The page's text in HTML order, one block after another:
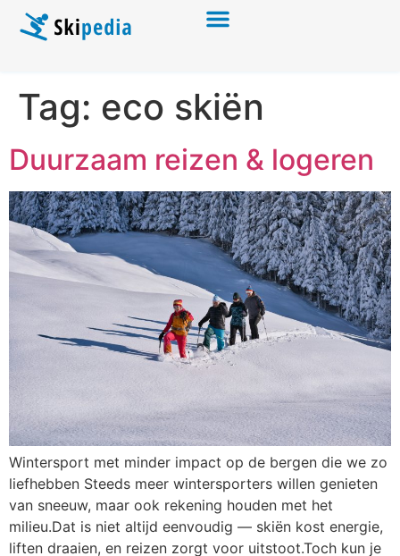
Tag: eco skiën
Duurzaam reizen & logeren
Wintersport met minder impact op de bergen die we zo
liefhebben Steeds meer wintersporters willen genieten
van sneeuw, maar ook rekening houden met het
milieu.Dat is niet altijd eenvoudig — skiën kost energie,
liften draaien, en reizen zorgt voor uitstoot.Toch kun je